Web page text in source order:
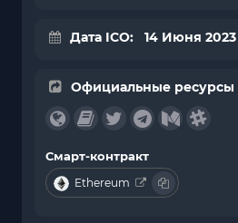
Дата ICO: 14 Июня 2023
Официальные ресурсы
Смарт-контракт
Ethereum